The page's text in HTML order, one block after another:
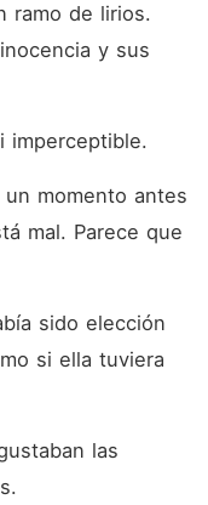
ramo de lirios.
y sus
imperceptible.
momento antes
mal. Parece que
sido elección
si ella tuviera
las